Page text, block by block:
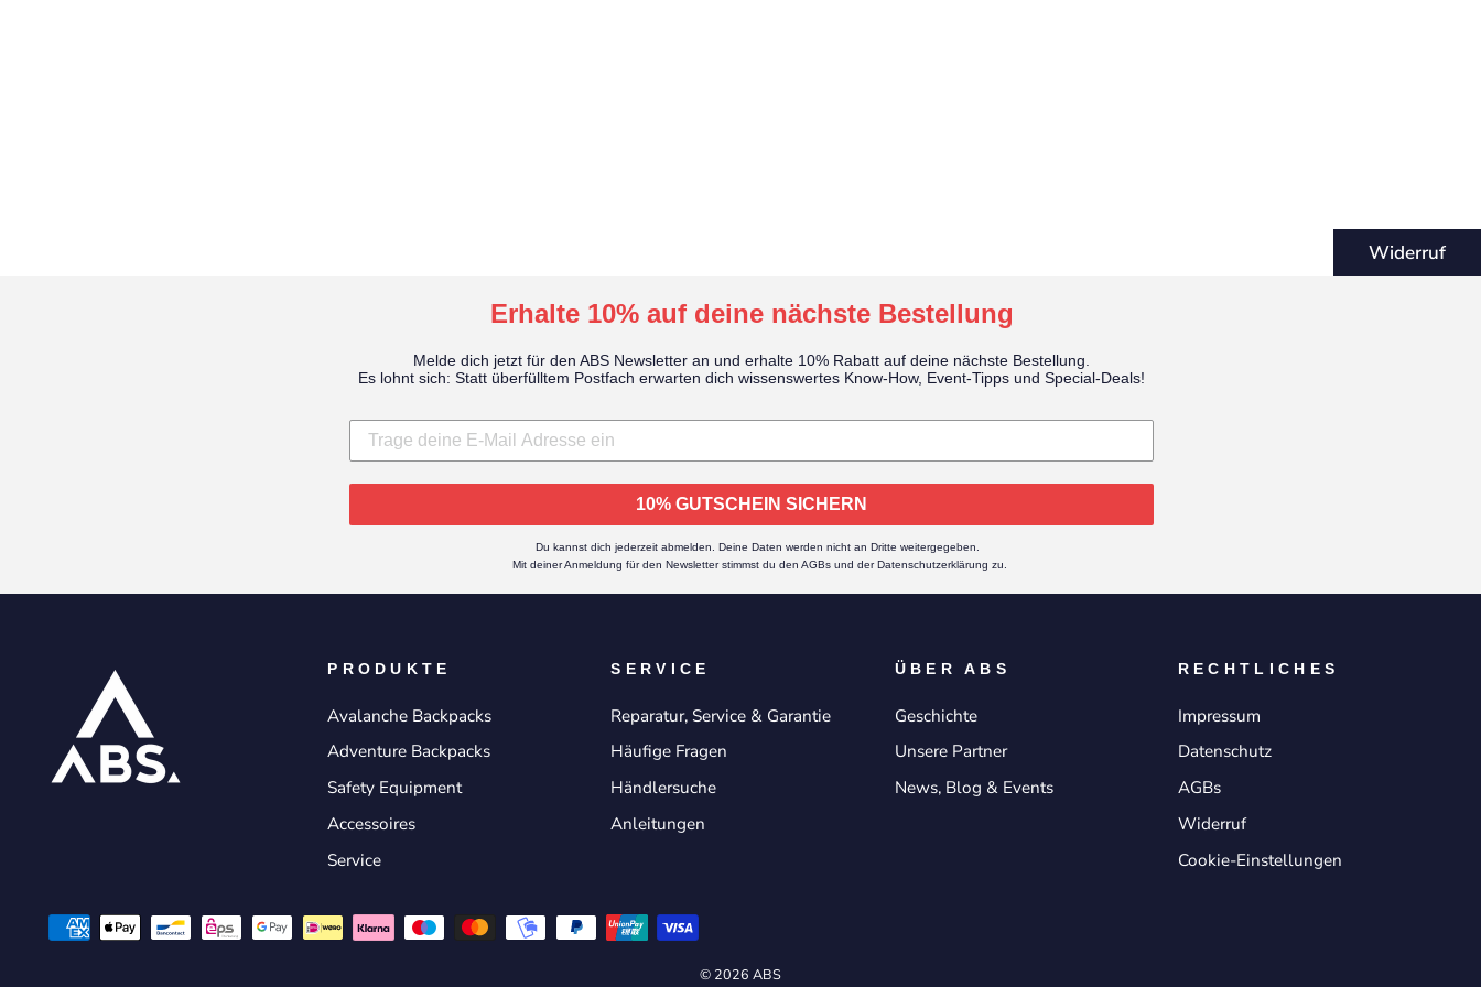
Widerruf
Erhalte 10% auf deine nächste Bestellung
Melde dich jetzt für den ABS Newsletter an und erhalte 10% Rabatt auf deine nächste Bestellung.
Es lohnt sich: Statt überfülltem Postfach erwarten dich wissenswertes Know-How, Event-Tipps und Special-Deals!
10% GUTSCHEIN SICHERN
Du kannst dich jederzeit abmelden. Deine Daten werden nicht an Dritte weitergegeben.
Mit deiner Anmeldung für den Newsletter stimmst du den AGBs und der Datenschutzerklärung zu.
PRODUKTE
Avalanche Backpacks
Adventure Backpacks
Safety Equipment
Accessoires
Service
SERVICE
Reparatur, Service & Garantie
Häufige Fragen
Händlersuche
Anleitungen
ÜBER ABS
Geschichte
Unsere Partner
News, Blog & Events
RECHTLICHES
Impressum
Datenschutz
AGBs
Widerruf
Cookie-Einstellungen
© 2026 ABS